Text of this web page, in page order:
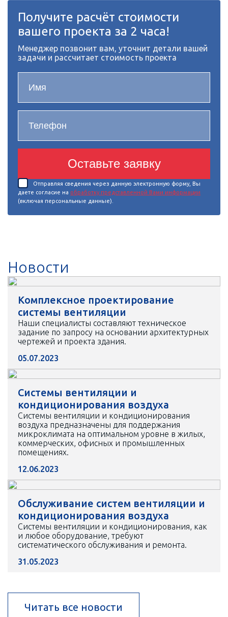
Получите расчёт стоимости
вашего проекта за 2 часа!
Менеджер позвонит вам, уточнит детали вашей
задачи и рассчитает стоимость проекта
Оставьте заявку
Отправляя сведения через данную электронную форму, Вы
даете согласие на обработку представленной Вами информации
(включая персональные данные).
Новости
Комплексное проектирование
системы вентиляции
Наши специалисты составляют техническое
задание по запросу на основании архитектурных
чертежей и проекта здания.
05.07.2023
Системы вентиляции и
кондиционирования воздуха
Системы вентиляции и кондиционирования
воздуха предназначены для поддержания
микроклимата на оптимальном уровне в жилых,
коммерческих, офисных и промышленных
помещениях.
12.06.2023
Обслуживание систем вентиляции и
кондиционирования воздуха
Системы вентиляции и кондиционирования, как
и любое оборудование, требуют
систематического обслуживания и ремонта.
31.05.2023
Читать все новости